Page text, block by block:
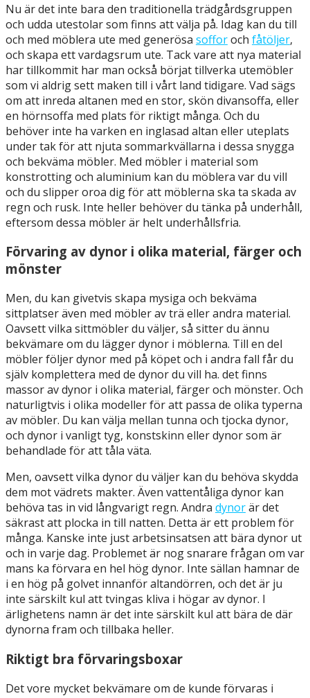
Nu är det inte bara den traditionella trädgårdsgruppen
och udda utestolar som finns att välja på. Idag kan du till
och med möblera ute med generösa sofforoch fåtöljer,
och skapa ett vardagsrum ute. Tack vare att nya material
har tillkommit har man också börjat tillverka utemöbler
som vi aldrig sett maken till i vårt land tidigare. Vad sägs
om att inreda altanen med en stor, skön divansoffa, eller
en hörnsoffa med plats för riktigt många. Och du
behöver inte ha varken en inglasad altan eller uteplats
under tak för att njuta sommarkvällarna i dessa snygga
och bekväma möbler. Med möbler i material som
konstrotting och aluminium kan du möblera var du vill
och du slipper oroa dig för att möblerna ska ta skada av
regn och rusk. Inte heller behöver du tänka på underhåll,
eftersom dessa möbler är helt underhållsfria.
Förvaring av dynor i olika material, färger och
mönster
Men, du kan givetvis skapa mysiga och bekväma
sittplatser även med möbler av trä eller andra material.
Oavsett vilka sittmöbler du väljer, så sitter du ännu
bekvämare om du lägger dynor i möblerna. Till en del
möbler följer dynor med på köpet och i andra fall får du
själv komplettera med de dynor du vill ha. det finns
massor av dynor i olika material, färger och mönster. Och
naturligtvis i olika modeller för att passa de olika typerna
av möbler. Du kan välja mellan tunna och tjocka dynor,
och dynor i vanligt tyg, konstskinn eller dynor som är
behandlade för att tåla väta.
Men, oavsett vilka dynor du väljer kan du behöva skydda
dem mot vädrets makter. Även vattentåliga dynor kan
behöva tas in vid långvarigt regn. Andra dynorär det
säkrast att plocka in till natten. Detta är ett problem för
många. Kanske inte just arbetsinsatsen att bära dynor ut
och in varje dag. Problemet är nog snarare frågan om var
mans ka förvara en hel hög dynor. Inte sällan hamnar de
i en hög på golvet innanför altandörren, och det är ju
inte särskilt kul att tvingas kliva i högar av dynor. I
ärlighetens namn är det inte särskilt kul att bära de där
dynorna fram och tillbaka heller.
Riktigt bra förvaringsboxar
Det vore mycket bekvämare om de kunde förvaras i